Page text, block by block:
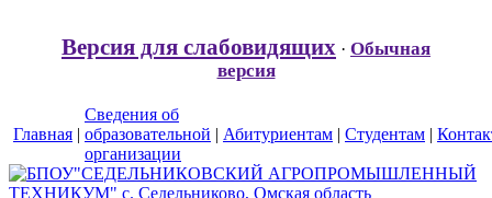
Версия для слабовидящих · Обычная
версия
Главная |
Сведения об
образовательной
организации
| Абитуриентам | Студентам |